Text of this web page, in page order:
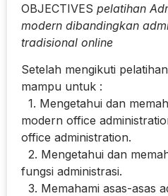
OBJECTIVES pelatihan
modern dibandingkan
tradisional online
Setelah mengikuti
mampu untuk :
1. Mengetahui dan
modern office
office administration.
2. Mengetahui dan
fungsi administrasi.
3. Memahami asas-asas